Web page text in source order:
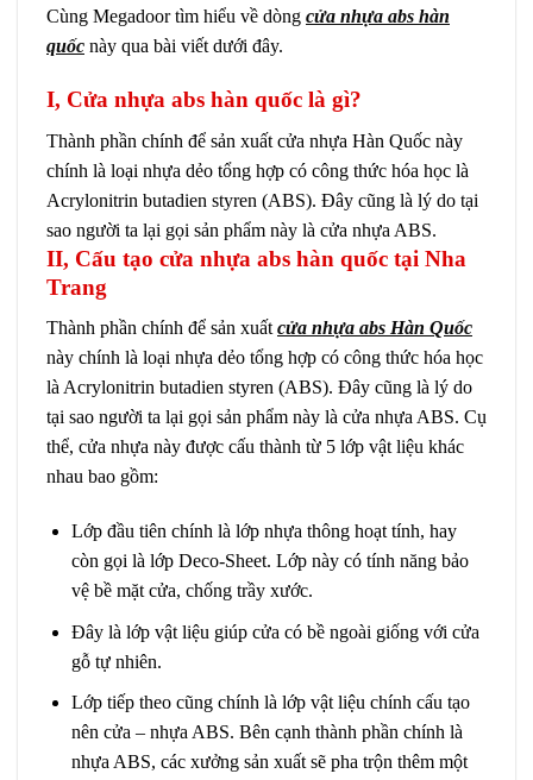
Cùng Megadoor tìm hiểu về dòng cửa nhựa abs hàn
quốc này qua bài viết dưới đây.
I, Cửa nhựa abs hàn quốc là gì?
Thành phần chính để sản xuất cửa nhựa Hàn Quốc này
chính là loại nhựa dẻo tổng hợp có công thức hóa học là
Acrylonitrin butadien styren (ABS). Đây cũng là lý do tại
sao người ta lại gọi sản phẩm này là cửa nhựa ABS.
II, Cấu tạo cửa nhựa abs hàn quốc tại Nha
Trang
Thành phần chính để sản xuất cửa nhựa abs Hàn Quốc
này chính là loại nhựa dẻo tổng hợp có công thức hóa học
là Acrylonitrin butadien styren (ABS). Đây cũng là lý do
tại sao người ta lại gọi sản phẩm này là cửa nhựa ABS. Cụ
thể, cửa nhựa này được cấu thành từ 5 lớp vật liệu khác
nhau bao gồm:
Lớp đầu tiên chính là lớp nhựa thông hoạt tính, hay
còn gọi là lớp Deco-Sheet. Lớp này có tính năng bảo
vệ bề mặt cửa, chống trầy xước.
Đây là lớp vật liệu giúp cửa có bề ngoài giống với cửa
gỗ tự nhiên.
Lớp tiếp theo cũng chính là lớp vật liệu chính cấu tạo
nên cửa – nhựa ABS. Bên cạnh thành phần chính là
nhựa ABS, các xưởng sản xuất sẽ pha trộn thêm một